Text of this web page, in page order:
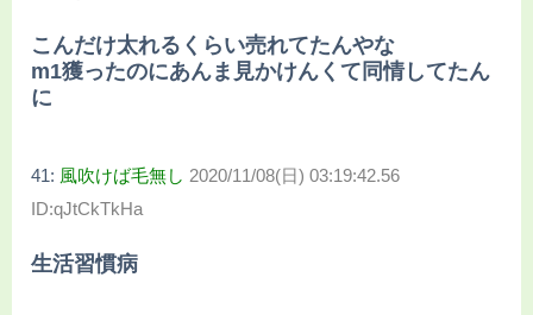
こんだけ太れるくらい売れてたんやな
m1獲ったのにあんま見かけんくて同情してたん
に
41: 風吹けば毛無し 2020/11/08(日) 03:19:42.56
ID:qJtCkTkHa
生活習慣病